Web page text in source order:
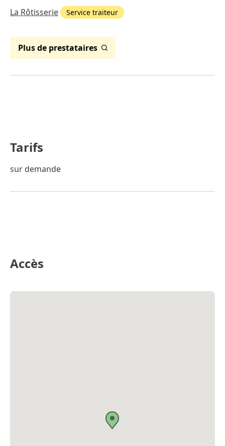
La Rôtisserie Service traiteur
Plus de prestataires
Tarifs
sur demande
Accès